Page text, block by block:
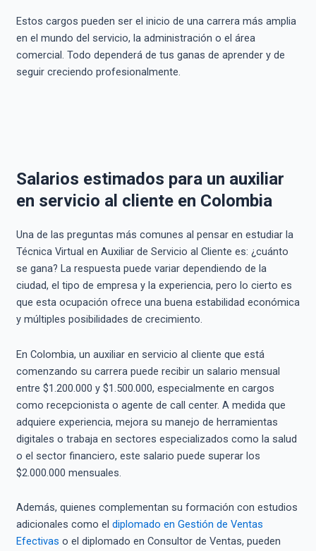
Estos cargos pueden ser el inicio de una carrera más amplia
en el mundo del servicio, la administración o el área
comercial. Todo dependerá de tus ganas de aprender y de
seguir creciendo profesionalmente.
Salarios estimados para un auxiliar
en servicio al cliente en Colombia
Una de las preguntas más comunes al pensar en estudiar la
Técnica Virtual en Auxiliar de Servicio al Cliente es: ¿cuánto
se gana? La respuesta puede variar dependiendo de la
ciudad, el tipo de empresa y la experiencia, pero lo cierto es
que esta ocupación ofrece una buena estabilidad económica
y múltiples posibilidades de crecimiento.
En Colombia, un auxiliar en servicio al cliente que está
comenzando su carrera puede recibir un salario mensual
entre $1.200.000 y $1.500.000, especialmente en cargos
como recepcionista o agente de call center. A medida que
adquiere experiencia, mejora su manejo de herramientas
digitales o trabaja en sectores especializados como la salud
o el sector financiero, este salario puede superar los
$2.000.000 mensuales.
Además, quienes complementan su formación con estudios
adicionales como el diplomado en Gestión de Ventas
Efectivas o el diplomado en Consultor de Ventas, pueden